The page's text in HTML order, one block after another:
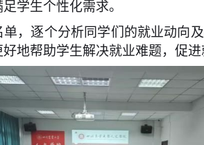
学生个性化需求。
，逐个分析同学们的就业动向
地帮助学生解决就业难题，促进